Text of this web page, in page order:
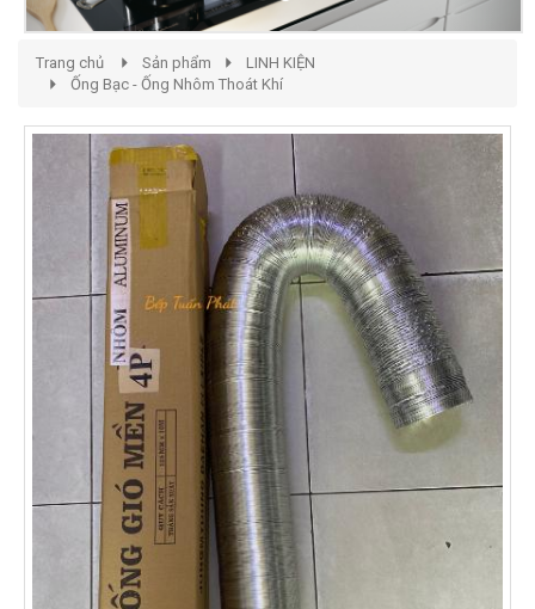
Trang chủ Sản phẩm
LINH KIỆN
Ống Bạc - Ống Nhôm Thoát Khí